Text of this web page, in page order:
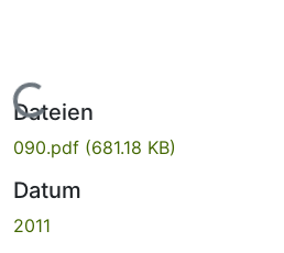
Lade...
Dateien
090.pdf (681.18 KB)
Datum
2011